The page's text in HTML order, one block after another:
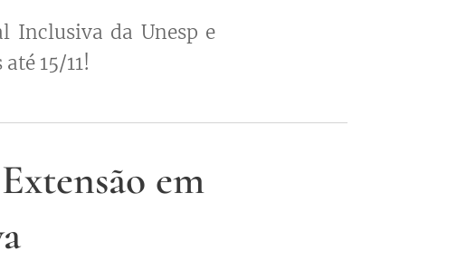
Inclusiva da Unesp e
15/11!
em